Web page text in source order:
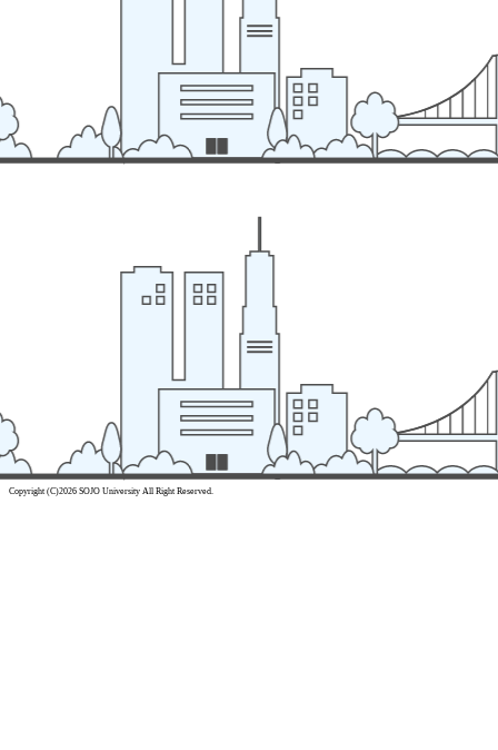
Copyright (C)2026 SOJO University All Right Reserved.